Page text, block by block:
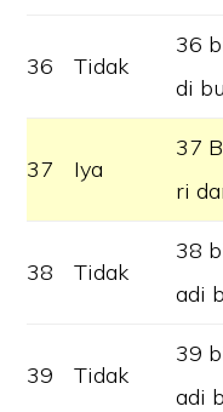
36 Tidak
36
di
37 Iya
37
ri
38 Tidak
38
adi
39 Tidak
39
adi